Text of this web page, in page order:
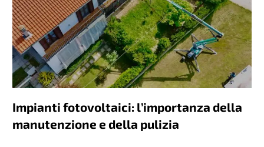
Impianti fotovoltaici: l’importanza della
manutenzione e della pulizia